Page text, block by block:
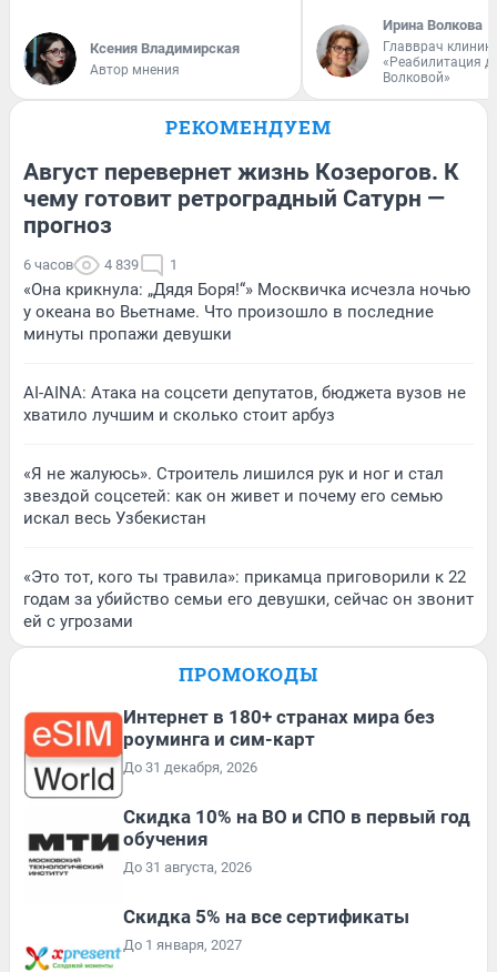
Ксения Владимирская
Автор мнения
Ирина Волкова
Главврач
«Реабилитация
Волковой»
РЕКОМЕНДУЕМ
Август перевернет жизнь Козерогов. К
чему готовит ретроградный Сатурн —
прогноз
6 часов 4 839 1
«Она крикнула: „Дядя Боря!“» Москвичка исчезла ночью
у океана во Вьетнаме. Что произошло в последние
минуты пропажи девушки
AI-AINA: Атака на соцсети депутатов, бюджета вузов не
хватило лучшим и сколько стоит арбуз
«Я не жалуюсь». Строитель лишился рук и ног и стал
звездой соцсетей: как он живет и почему его семью
искал весь Узбекистан
«Это тот, кого ты травила»: прикамца приговорили к 22
годам за убийство семьи его девушки, сейчас он звонит
ей с угрозами
ПРОМОКОДЫ
Интернет в 180+ странах мира без
роуминга и сим-карт
До 31 декабря, 2026
Скидка 10% на ВО и СПО в первый год
обучения
До 31 августа, 2026
Скидка 5% на все сертификаты
До 1 января, 2027